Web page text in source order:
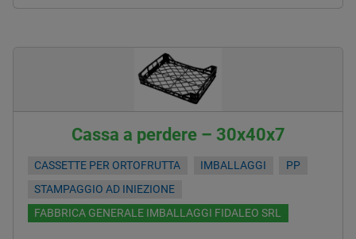
Cassa a perdere – 30x40x7
CASSETTE PER ORTOFRUTTA IMBALLAGGI
PP
STAMPAGGIO AD INIEZIONE
FABBRICA GENERALE IMBALLAGGI FIDALEO SRL